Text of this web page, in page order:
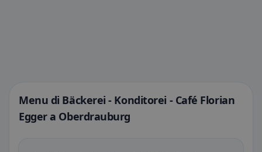
Menu di Bäckerei - Konditorei - Café Florian
Egger a Oberdrauburg